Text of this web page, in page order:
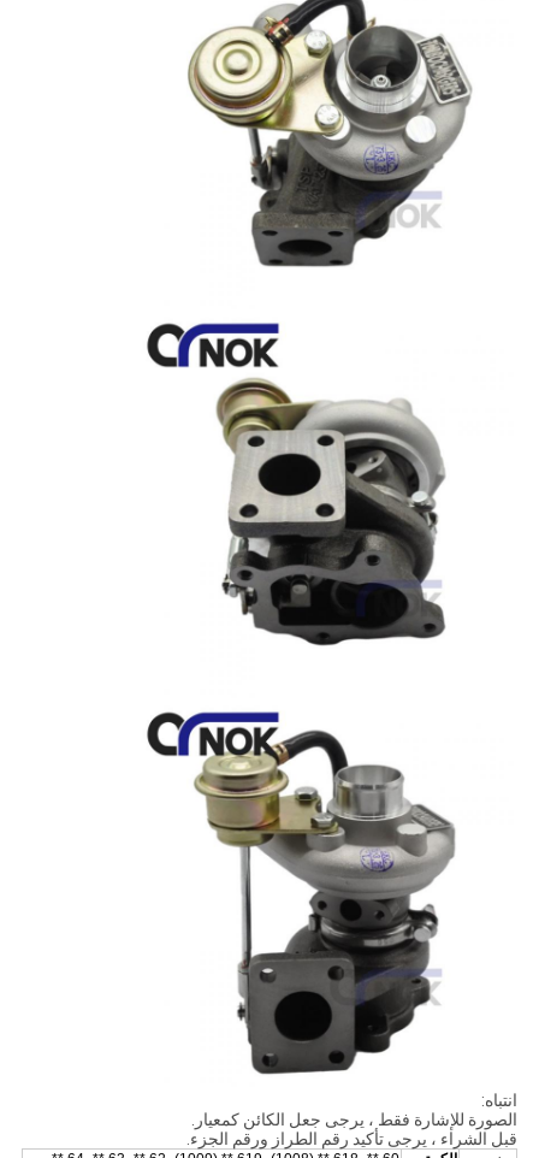
انتباه:
الصورة للإشارة فقط ، يرجى جعل الكائن كمعيار.
قبل الشراء ، يرجى تأكيد رقم الطراز ورقم الجزء.